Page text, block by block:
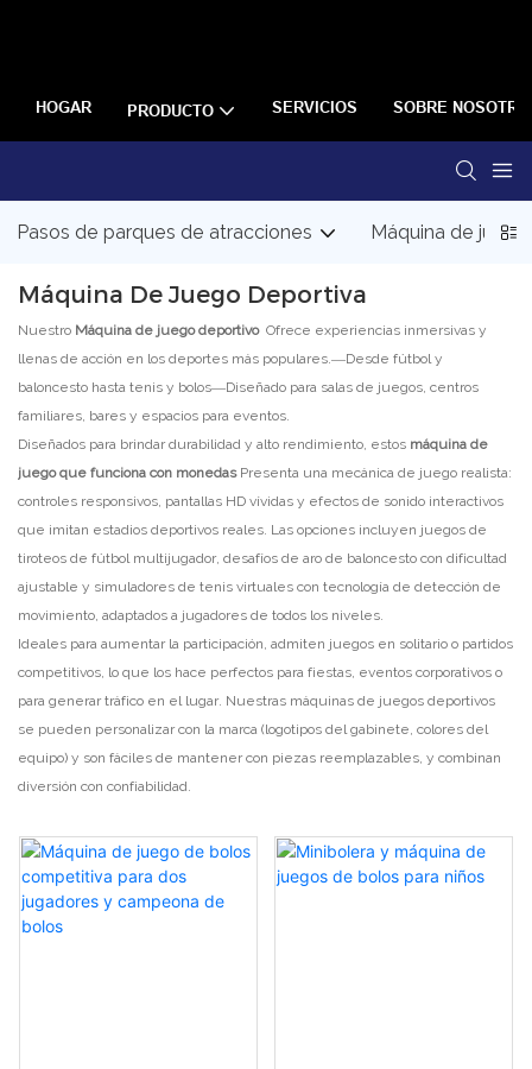
HOGAR PRODUCTO SERVICIOS SOBRE
Pasos de parques de atracciones Máquina de
Máquina De Juego Deportiva
Nuestro Máquina de juego deportivo Ofrece experiencias inmersivas y
llenas de acción en los deportes más populares.—Desde fútbol y
baloncesto hasta tenis y bolos—Diseñado para salas de juegos, centros
familiares, bares y espacios para eventos.
Diseñados para brindar durabilidad y alto rendimiento, estos máquina de
juego que funciona con monedas Presenta una mecánica de juego realista:
controles responsivos, pantallas HD vívidas y efectos de sonido interactivos
que imitan estadios deportivos reales. Las opciones incluyen juegos de
tiroteos de fútbol multijugador, desafíos de aro de baloncesto con dificultad
ajustable y simuladores de tenis virtuales con tecnología de detección de
movimiento, adaptados a jugadores de todos los niveles.
Ideales para aumentar la participación, admiten juegos en solitario o partidos
competitivos, lo que los hace perfectos para fiestas, eventos corporativos o
para generar tráfico en el lugar. Nuestras máquinas de juegos deportivos
se pueden personalizar con la marca (logotipos del gabinete, colores del
equipo) y son fáciles de mantener con piezas reemplazables, y combinan
diversión con confiabilidad.